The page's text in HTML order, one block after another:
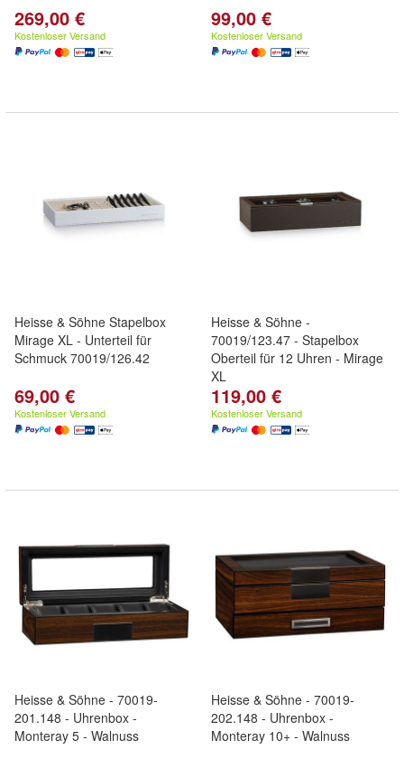
269,00 €
Kostenloser Versand
99,00 €
Kostenloser Versand
Heisse & Söhne Stapelbox
Mirage XL - Unterteil für
Schmuck 70019/126.42
69,00 €
Kostenloser Versand
Heisse & Söhne -
70019/123.47 - Stapelbox
Oberteil für 12 Uhren - Mirage
XL
119,00 €
Kostenloser Versand
Heisse & Söhne - 70019-
201.148 - Uhrenbox -
Monteray 5 - Walnuss
Heisse & Söhne - 70019-
202.148 - Uhrenbox -
Monteray 10+ - Walnuss